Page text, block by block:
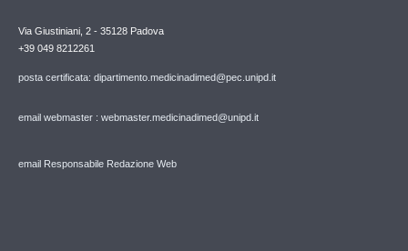
Via Giustiniani, 2 - 35128 Padova
+39 049 8212261
posta certificata: dipartimento.medicinadimed@pec.unipd.it
email webmaster : webmaster.medicinadimed@unipd.it
email Responsabile Redazione Web